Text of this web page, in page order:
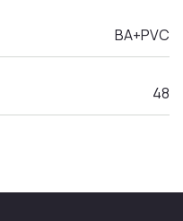
BA+PVC
48